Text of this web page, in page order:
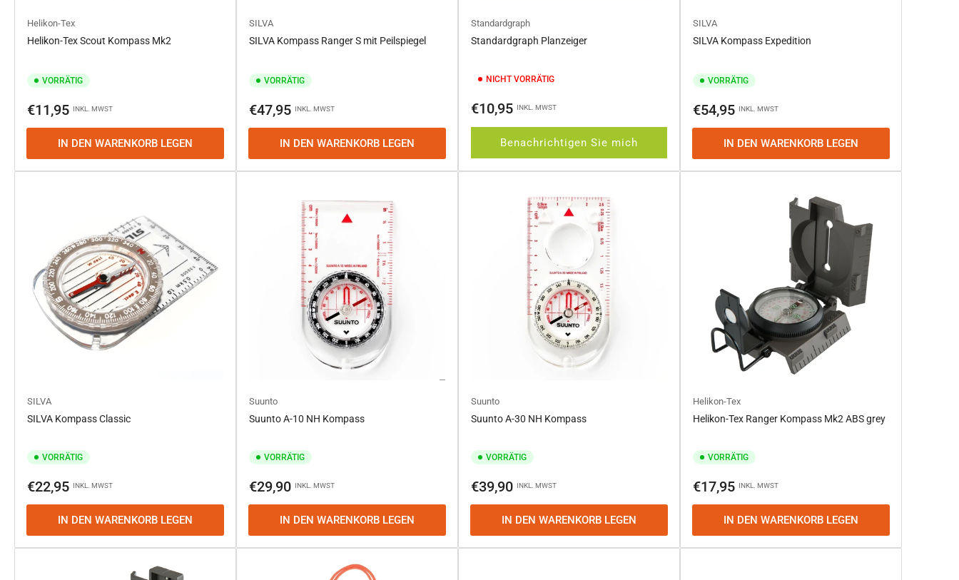
Helikon-Tex
Helikon-Tex Scout Kompass Mk2
VORRÄTIG
Normaler
€11,95 INKL. MWST
IN DEN WARENKORB LEGEN
SILVA
SILVA Kompass Ranger S mit Peilspiegel
VORRÄTIG
Normaler
€47,95 INKL. MWST
IN DEN WARENKORB LEGEN
Standardgraph
Standardgraph Planzeiger
NICHT VORRÄTIG
Normaler
€10,95 INKL. MWST
Benachrichtigen Sie mich
SILVA
SILVA Kompass Expedition
VORRÄTIG
Normaler
€54,95 INKL. MWST
IN DEN WARENKORB LEGEN
SILVA
SILVA Kompass Classic
VORRÄTIG
Normaler
€22,95 INKL. MWST
IN DEN WARENKORB LEGEN
Suunto
Suunto A-10 NH Kompass
VORRÄTIG
Normaler
€29,90 INKL. MWST
IN DEN WARENKORB LEGEN
Suunto
Suunto A-30 NH Kompass
VORRÄTIG
Normaler
€39,90 INKL. MWST
IN DEN WARENKORB LEGEN
Helikon-Tex
Helikon-Tex Ranger Kompass Mk2 ABS grey
VORRÄTIG
Normaler
€17,95 INKL. MWST
IN DEN WARENKORB LEGEN